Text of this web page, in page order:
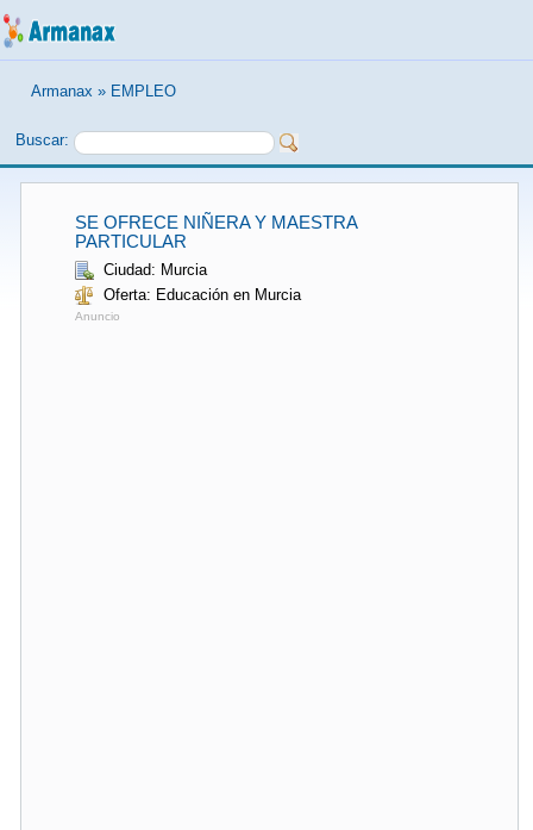
Armanax » EMPLEO
Buscar:
SE OFRECE NIÑERA Y MAESTRA
PARTICULAR
Ciudad: Murcia
Oferta: Educación en Murcia
Anuncio